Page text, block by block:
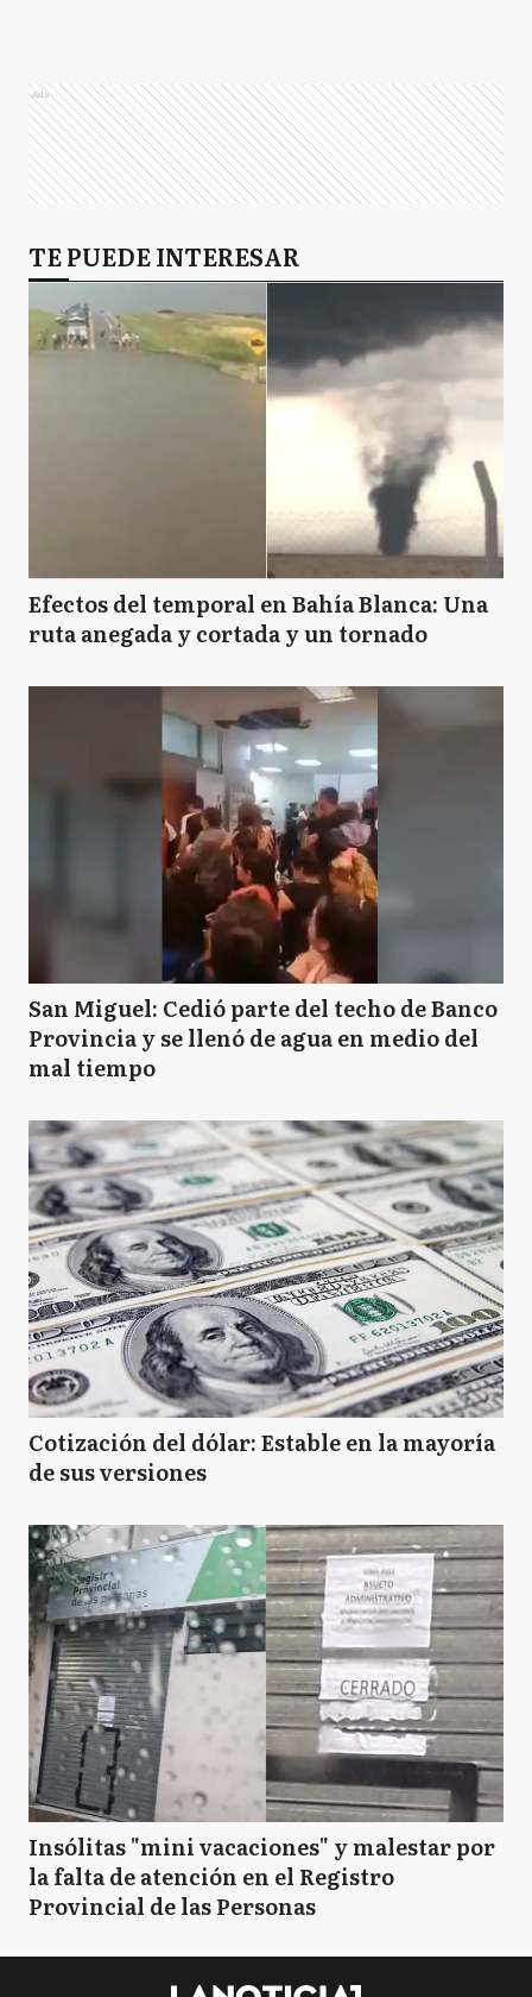
Ads
TE PUEDE INTERESAR
Efectos del temporal en Bahía Blanca: Una
ruta anegada y cortada y un tornado
San Miguel: Cedió parte del techo de Banco
Provincia y se llenó de agua en medio del
mal tiempo
Cotización del dólar: Estable en la mayoría
de sus versiones
Insólitas "mini vacaciones" y malestar por
la falta de atención en el Registro
Provincial de las Personas